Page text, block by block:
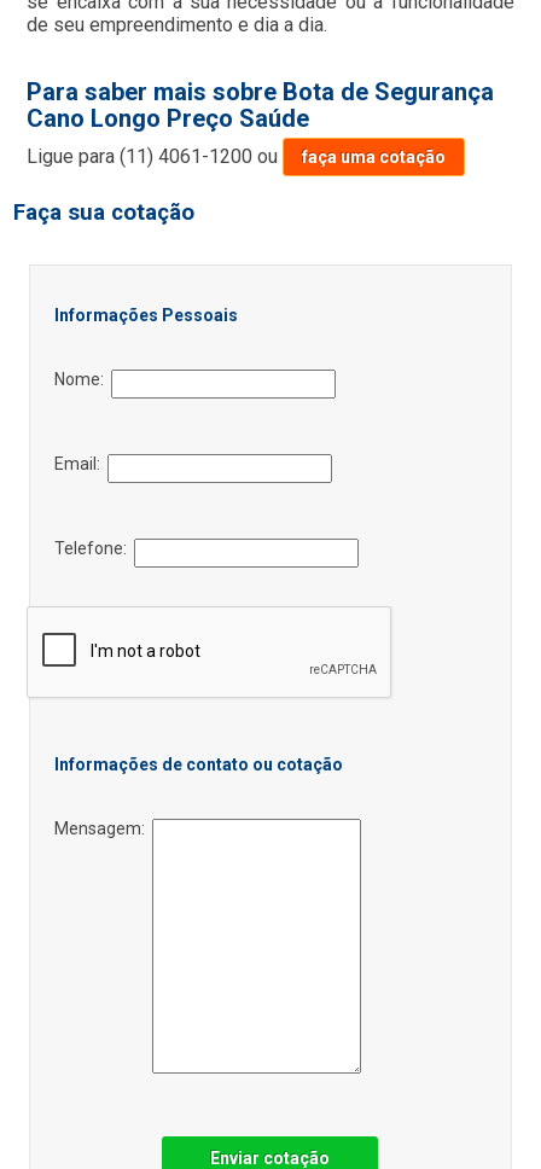
de seu empreendimento e dia a dia.
Para saber mais sobre Bota de Segurança
Cano Longo Preço Saúde
Ligue para(11) 4061-1200 ou faça uma cotação
Faça sua cotação
Informações Pessoais
Nome:
Email:
Telefone:
Informações de contato ou cotação
Mensagem:
Enviar cotação